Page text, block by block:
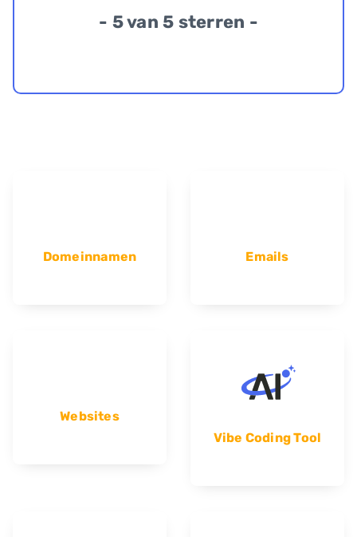
- 5 van 5 sterren -
Domeinnamen Emails
Websites
Vibe Coding Tool